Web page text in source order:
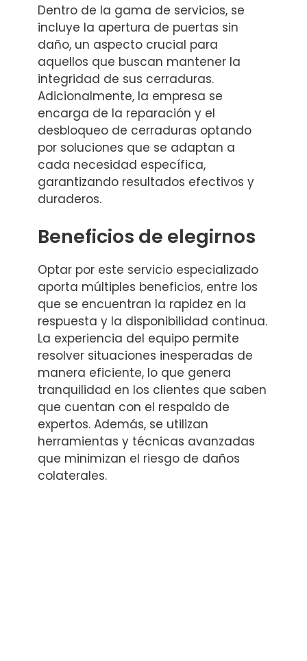
Dentro de la gama de servicios, se
incluye la apertura de puertas sin
daño, un aspecto crucial para
aquellos que buscan mantener la
integridad de sus cerraduras.
Adicionalmente, la empresa se
encarga de la reparación y el
desbloqueo de cerraduras optando
por soluciones que se adaptan a
cada necesidad específica,
garantizando resultados efectivos y
duraderos.
Beneficios de elegirnos
Optar por este servicio especializado
aporta múltiples beneficios, entre los
que se encuentran la rapidez en la
respuesta y la disponibilidad continua.
La experiencia del equipo permite
resolver situaciones inesperadas de
manera eficiente, lo que genera
tranquilidad en los clientes que saben
que cuentan con el respaldo de
expertos. Además, se utilizan
herramientas y técnicas avanzadas
que minimizan el riesgo de daños
colaterales.